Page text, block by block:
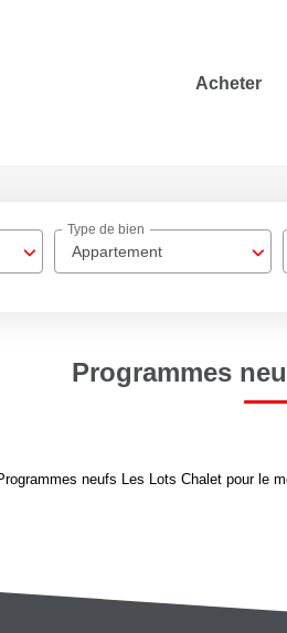
Acheter
Appartement
Type de bien
Programmes
neufs Les Lots Chalet pour le